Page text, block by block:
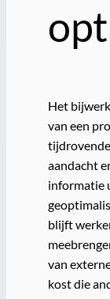
Het
van een
aandacht
informatie
blijft
van
kost die